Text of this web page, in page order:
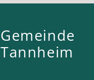
Gemeinde
Tannheim